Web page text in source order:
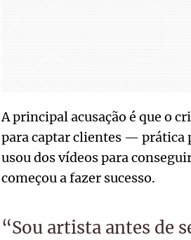
A principal acusação é que o
para captar clientes — prática
usou dos vídeos para
começou a fazer sucesso.
“Sou artista antes de